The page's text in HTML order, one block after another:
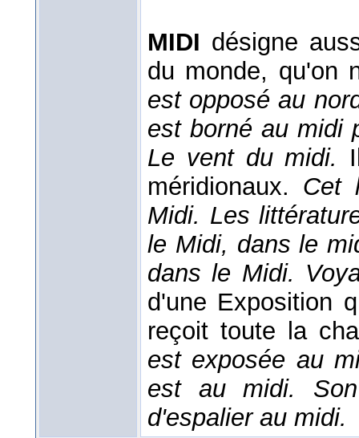
MIDI désigne
du monde, qu'on
est opposé au
est borné au midi
Le vent du midi.
méridionaux. Cet
Midi. Les
le Midi, dans le
dans le Midi.
d'une Exposition
reçoit toute la
est exposée au
est au midi.
d'espalier au midi.